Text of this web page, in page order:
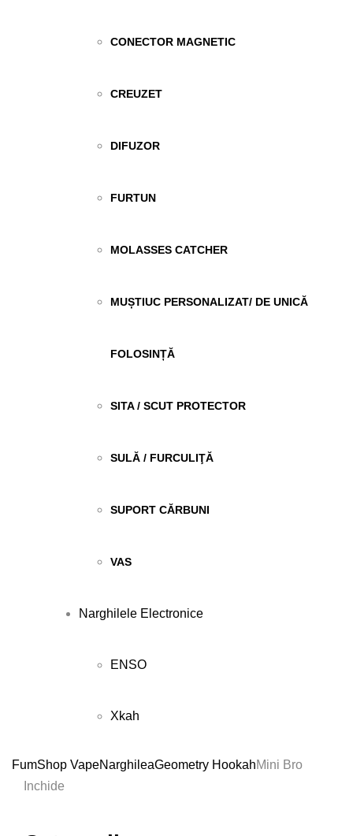
CONECTOR MAGNETIC
CREUZET
DIFUZOR
FURTUN
MOLASSES CATCHER
MUȘTIUC PERSONALIZAT/ DE UNICĂ
FOLOSINȚĂ
SITA / SCUT PROTECTOR
SULĂ / FURCULIŢĂ
SUPORT CĂRBUNI
VAS
Narghilele Electronice
ENSO
Xkah
FumShop VapeNarghileaGeometry HookahMini Bro
Inchide